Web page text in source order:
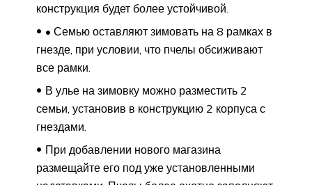
конструкция будет более устойчивой.
• Семью оставляют зимовать на 8 рамках в
гнезде, при условии, что пчелы обсиживают
все рамки.
В улье на зимовку можно разместить 2
семьи, установив в конструкцию 2 корпуса с
гнездами.
При добавлении нового магазина
размещайте его под уже установленными